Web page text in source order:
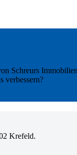
Schreurs
verbessern?
Krefeld.